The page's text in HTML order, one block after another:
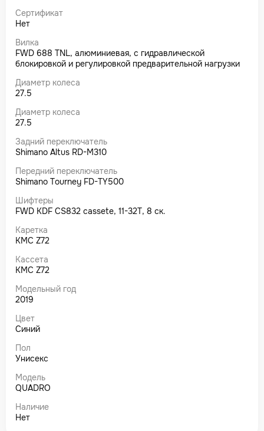
Сертификат
Нет
Вилка
FWD 688 TNL, алюминиевая, с гидравлической
блокировкой и регулировкой предварительной нагрузки
Диаметр колеса
27.5
Диаметр колеса
27.5
Задний переключатель
Shimano Altus RD-M310
Передний переключатель
Shimano Tourney FD-TY500
Шифтеры
FWD KDF CS832 cassete, 11-32T, 8 ск.
Каретка
KMC Z72
Кассета
KMC Z72
Модельный год
2019
Цвет
Синий
Пол
Унисекс
Модель
QUADRO
Наличие
Нет